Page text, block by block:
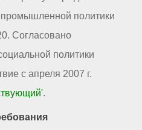
политики
Согласовано
политики
с апреля 2007 г.
.